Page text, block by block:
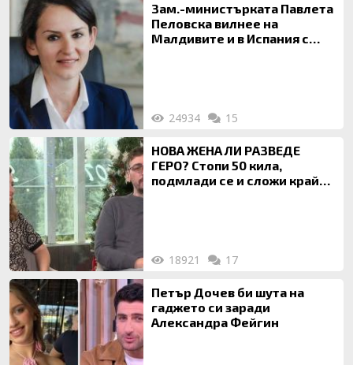
Зам.-министърката Павлета
Пеловска вилнее на
Малдивите и в Испания с
24934 15
НОВА ЖЕНА ЛИ РАЗВЕДЕ
ГЕРО? Стопи 50 кила,
подмлади се и сложи край
18921 17
Петър Дочев би шута на
гаджето си заради
Александра Фейгин